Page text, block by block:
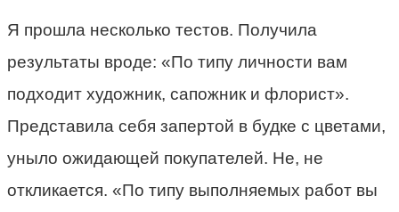
Я прошла несколько тестов. Получила
результаты вроде: «По типу личности вам
подходит художник, сапожник и флорист».
Представила себя запертой в будке с цветами,
уныло ожидающей покупателей. Не, не
откликается. «По типу выполняемых работ вы